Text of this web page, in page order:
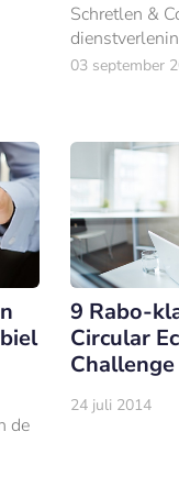
Schretlen &
klanten
03 september
de
9 Rabo-
Circular
Challenge
24 juli 2014